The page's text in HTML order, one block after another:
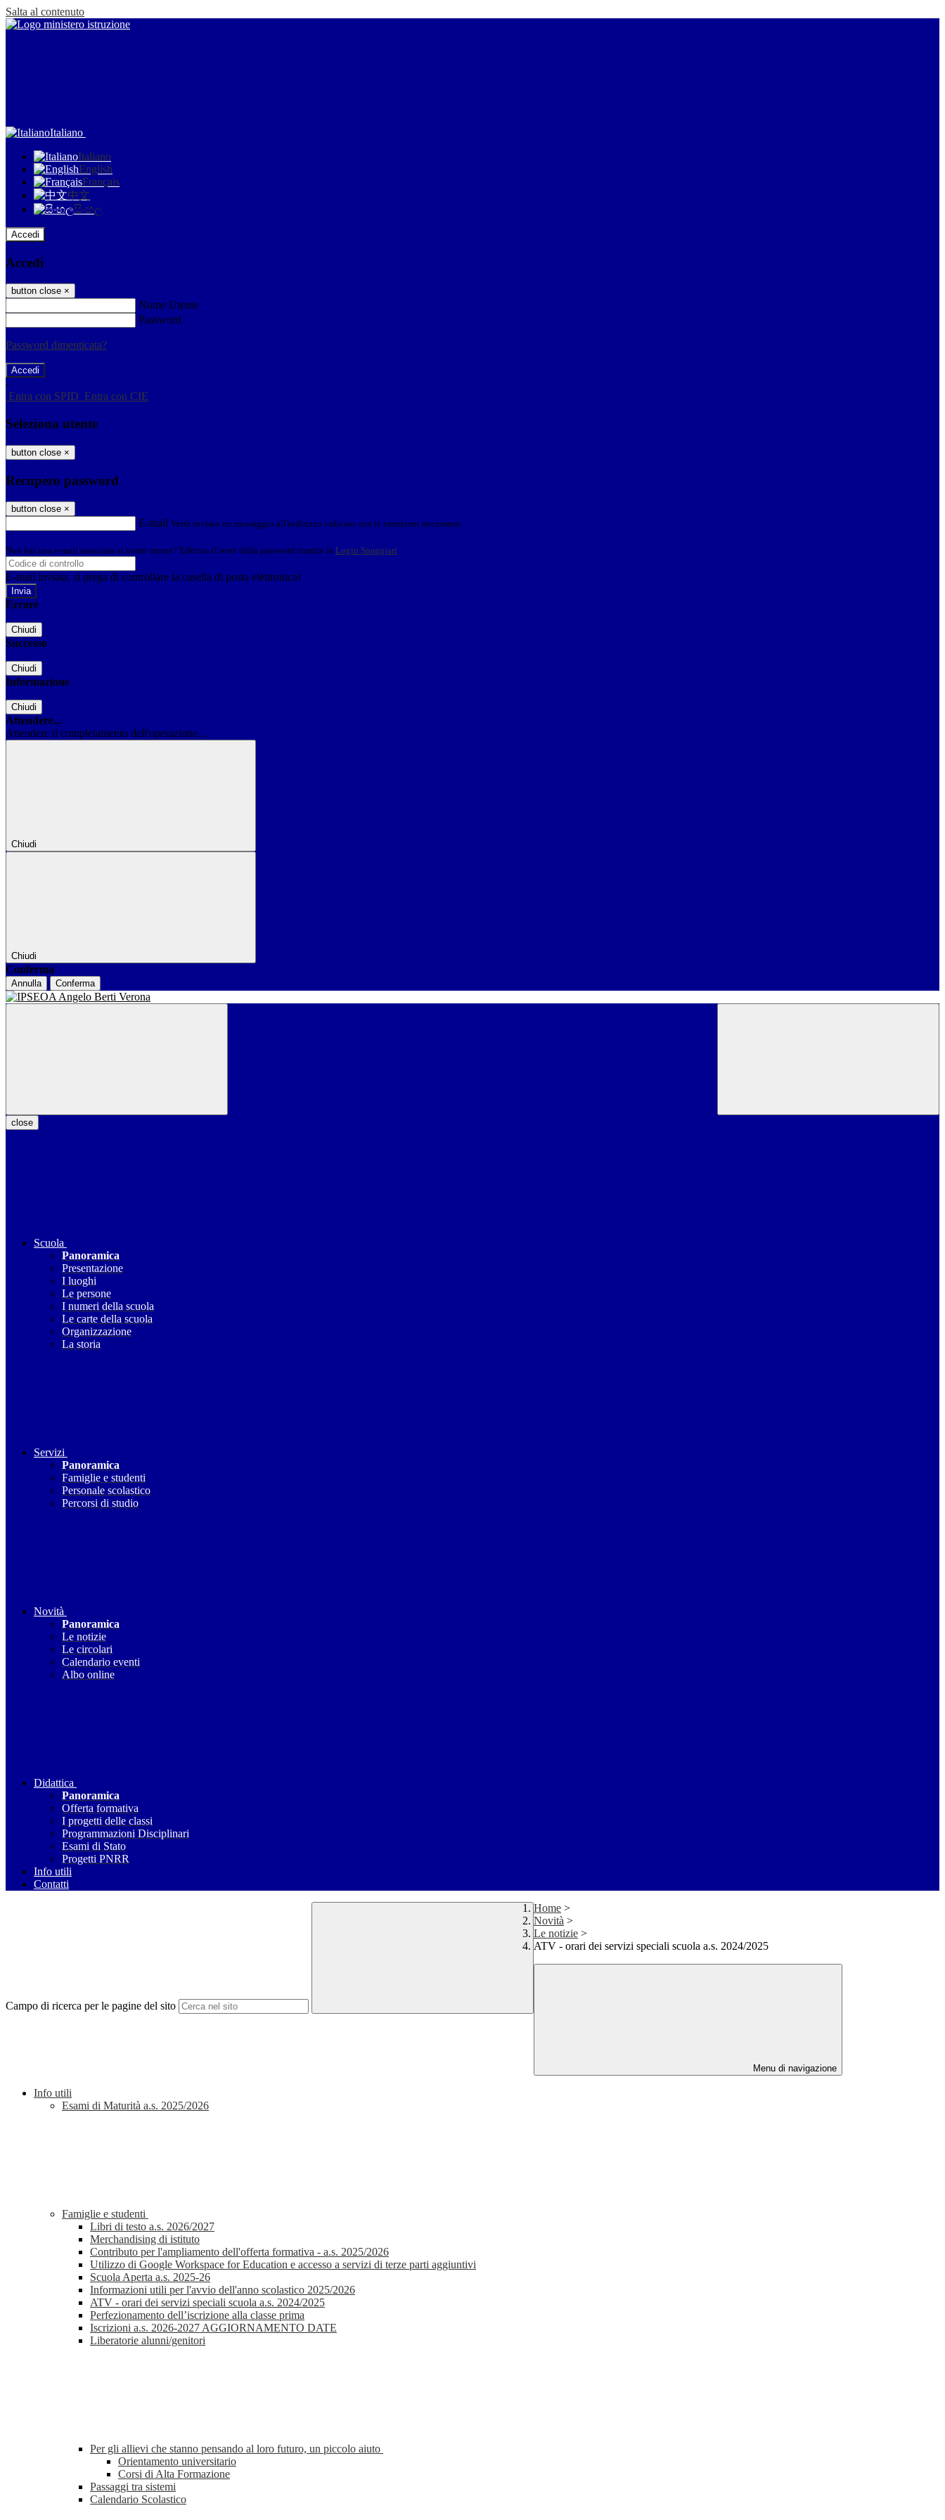
Salta al contenuto
Italiano
Italiano
English
Français
中文
සිංහල
Accedi
Accedi
button close ×
Nome Utente
Password
Password dimenticata?
-
Entra con SPID Entra con CIE
Seleziona utente
button close ×
Recupero password
button close ×
E-mail Verrà inviato un messaggio all'indirizzo indicato con le istruzioni necessarie.
Non hai una e-mail associata al nome utente? Effettua il reset della password tramite la Login Spaggiari
E-mail inviata, si prega di controllare la casella di posta elettronica!
Errore
Chiudi
Successo
Chiudi
Informazione
Chiudi
Attendere...
Attendere il completamento dell'operazione...
Chiudi
Chiudi
Conferma
Annulla Conferma
close
Scuola
Panoramica
Presentazione
I luoghi
Le persone
I numeri della scuola
Le carte della scuola
Organizzazione
La storia
Servizi
Panoramica
Famiglie e studenti
Personale scolastico
Percorsi di studio
Novità
Panoramica
Le notizie
Le circolari
Calendario eventi
Albo online
Didattica
Panoramica
Offerta formativa
I progetti delle classi
Programmazioni Disciplinari
Esami di Stato
Progetti PNRR
Info utili
Contatti
Campo di ricerca per le pagine del sito
Home >
Novità >
Le notizie >
ATV - orari dei servizi speciali scuola a.s. 2024/2025
Menu di navigazione
Info utili
Esami di Maturità a.s. 2025/2026
Famiglie e studenti
Libri di testo a.s. 2026/2027
Merchandising di istituto
Contributo per l'ampliamento dell'offerta formativa - a.s. 2025/2026
Utilizzo di Google Workspace for Education e accesso a servizi di terze parti aggiuntivi
Scuola Aperta a.s. 2025-26
Informazioni utili per l'avvio dell'anno scolastico 2025/2026
ATV - orari dei servizi speciali scuola a.s. 2024/2025
Perfezionamento dell’iscrizione alla classe prima
Iscrizioni a.s. 2026-2027 AGGIORNAMENTO DATE
Liberatorie alunni/genitori
Per gli allievi che stanno pensando al loro futuro, un piccolo aiuto
Orientamento universitario
Corsi di Alta Formazione
Passaggi tra sistemi
Calendario Scolastico